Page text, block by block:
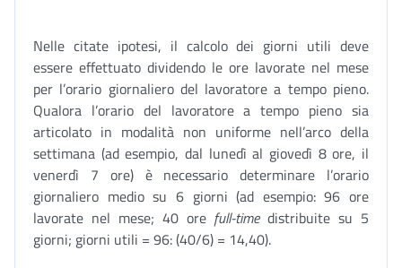
Nelle citate ipotesi, il calcolo dei giorni utili deve
essere effettuato dividendo le ore lavorate nel mese
per l’orario giornaliero del lavoratore a tempo pieno.
Qualora l’orario del lavoratore a tempo pieno sia
articolato in modalità non uniforme nell’arco della
settimana (ad esempio, dal lunedì al giovedì 8 ore, il
venerdì 7 ore) è necessario determinare l’orario
giornaliero medio su 6 giorni (ad esempio: 96 ore
lavorate nel mese; 40 ore full-timedistribuite su 5
giorni; giorni utili = 96: (40/6) = 14,40).